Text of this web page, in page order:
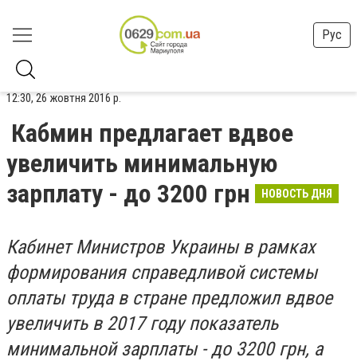
Рус
12:30, 26 жовтня 2016 р.
Кабмин предлагает вдвое
увеличить минимальную
зарплату - до 3200 грн
НОВОСТЬ ДНЯ
Кабинет Министров Украины в рамках
формирования справедливой системы
оплаты труда в стране предложил вдвое
увеличить в 2017 году показатель
минимальной зарплаты - до 3200 грн, а